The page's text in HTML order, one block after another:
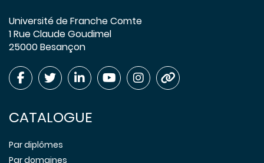
Université de Franche Comte
1 Rue Claude Goudimel
25000 Besançon
CATALOGUE
Par diplômes
Par domaines